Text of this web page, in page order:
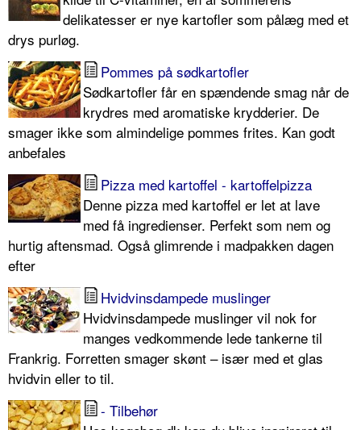
delikatesser er nye kartofler som pålæg med et
drys purløg.
Pommes på sødkartofler
Sødkartofler får en spændende smag når de
krydres med aromatiske krydderier. De
smager ikke som almindelige pommes frites. Kan godt
anbefales
Pizza med kartoffel - kartoffelpizza
Denne pizza med kartoffel er let at lave
med få ingredienser. Perfekt som nem og
hurtig aftensmad. Også glimrende i madpakken dagen
efter
Hvidvinsdampede muslinger
Hvidvinsdampede muslinger vil nok for
manges vedkommende lede tankerne til
Frankrig. Forretten smager skønt – især med et glas
hvidvin eller to til.
- Tilbehør